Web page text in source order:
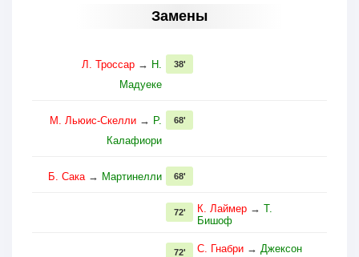
Замены
Л. Троссар → Н.
Мадуеке
38'
М. Льюис-Скелли → Р.
Калафиори
68'
Б. Сака→ Мартинелли 68'
К. Лаймер → Т.
Бишоф
72'
С. Гнабри → Джексон
72'